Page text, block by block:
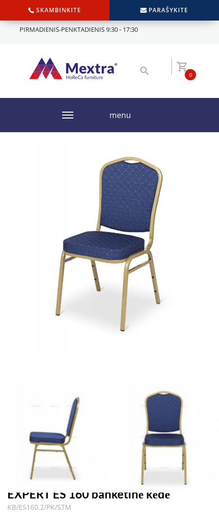
SKAMBINKITE PARAŠYKITE
PIRMADIENIS-PENKTADIENIS 9:30 - 17:30
0
menu
EXPERT ES 160 banketinė kėdė
KB/ES160.2/PK/STM